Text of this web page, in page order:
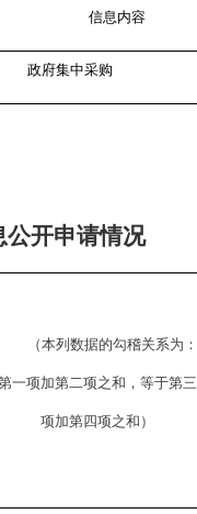
信息内容
政府集中采购
公开申请情况
（本列数据的勾稽关系为：
一项加第二项之和，等于第三
项加第四项之和）